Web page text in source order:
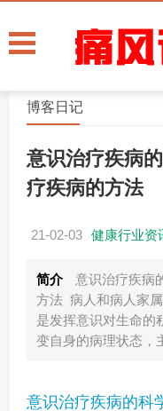
博客日记
意识治疗疾病
疗疾病的方法
21-02-03 健康行业资
简介
意识治疗疾病
方法 病人和病人家
是发挥意识对生命的
变自身的病理状态，
意识治疗疾病的科